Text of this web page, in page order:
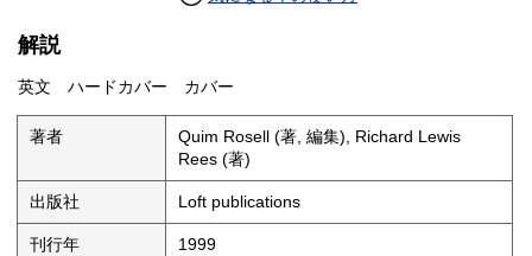
解説
英文 ハードカバー カバー
著者
Quim Rosell (著, 編集), Richard Lewis
Rees (著)
出版社 Loft publications
刊行年 1999